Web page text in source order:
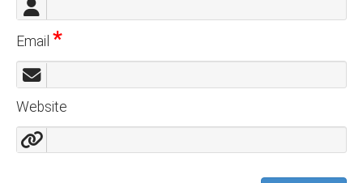
Email *
Website